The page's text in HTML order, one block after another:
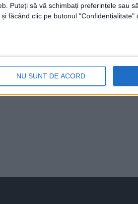
Puteți să vă schimbați preferințele sau
făcând clic pe butonul "Confidențialitate"
NU SUNT DE ACORD